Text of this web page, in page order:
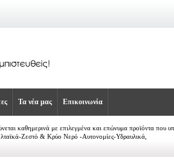
Τα νέα μας Επικοινωνία
καθημερινά με επιλεγμένα και επώνυμα προϊόντα
Ζεστό & Κρύο Νερό -Αυτονομίες-Υδραυλικά,